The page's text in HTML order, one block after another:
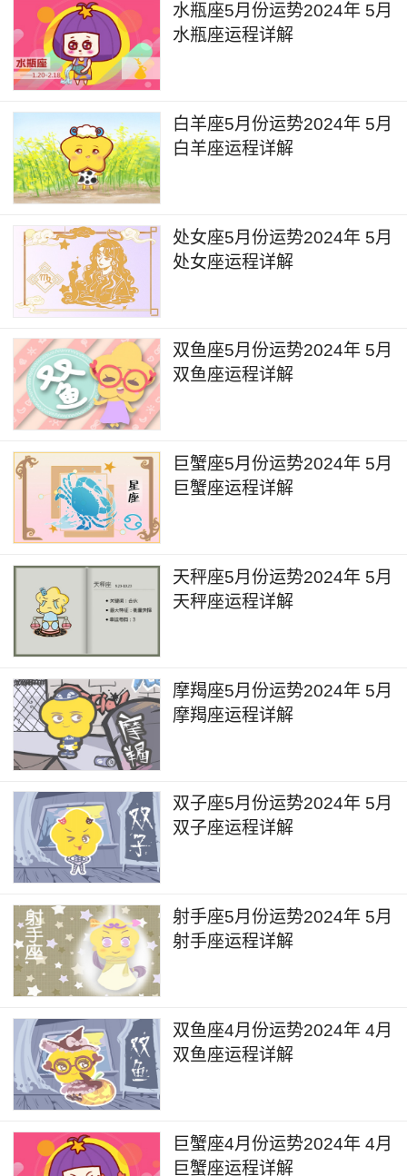
面对金钱上的问题。
健康运：
2024年5月白羊座健康方面问题主要来自金钱
的压力与焦虑。建议白羊座的人要学会放松，这样
身心俱疲的状态很容易出现身心疾病的。一定要重
好的生活习惯和健康的生活方式。给自己放空的时
间和空间，尝试冥想与瑜伽，让自己松弛下来，有
个好的睡眠，才能有状态和精力去面对之后的工作
去的，朝前看朝前走，一切都会变好的。
学业运：
2024年5月白羊座在学业方面会感到一些困惑
和压力。可能是考试失利，或者是作业出现问题很
多。但白羊座一定不能轻易放弃，而是要积极找到
源头在哪里，不如意的结果那就看题目错在哪里，
哪里需要补缺补漏，在对应的方面去加强。如果自
己拿不定主意那就去请教老师寻求帮助，只有真正
意义克服困难，往后才能更加踏实迎难而上，最终
才能取得更大进步。
水瓶座5月份运势2024年 5月
水瓶座运程详解
白羊座5月份运势2024年 5月
白羊座运程详解
处女座5月份运势2024年 5月
处女座运程详解
双鱼座5月份运势2024年 5月
双鱼座运程详解
巨蟹座5月份运势2024年 5月
巨蟹座运程详解
天秤座5月份运势2024年 5月
天秤座运程详解
摩羯座5月份运势2024年 5月
摩羯座运程详解
双子座5月份运势2024年 5月
双子座运程详解
射手座5月份运势2024年 5月
射手座运程详解
双鱼座4月份运势2024年 4月
双鱼座运程详解
巨蟹座4月份运势2024年 4月
巨蟹座运程详解